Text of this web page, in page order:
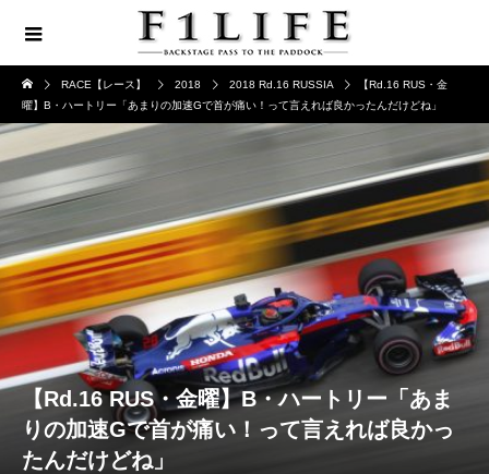
RACE【レース】 2018 2018 Rd.16 RUSSIA
【Rd.16 RUS・金
曜】B・ハートリー「あまりの加速Gで首が痛い！って言えれば良かったんだけどね」
【Rd.16 RUS・金曜】B・ハートリー「あま
りの加速Gで首が痛い！って言えれば良かっ
たんだけどね」